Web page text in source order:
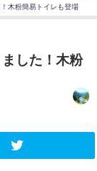
木粉簡易トイレも登場
した！木粉